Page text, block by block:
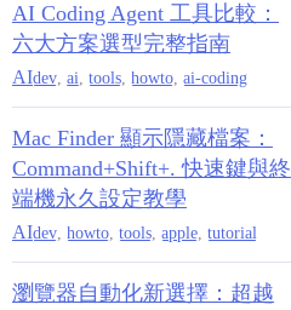
AI Coding Agent 工具比較：
六大方案選型完整指南
AIdev ai tools howto ai-coding
Mac Finder 顯示隱藏檔案：
Command+Shift+. 快速鍵與終
端機永久設定教學
AIdev howto tools apple tutorial
瀏覽器自動化新選擇：超越